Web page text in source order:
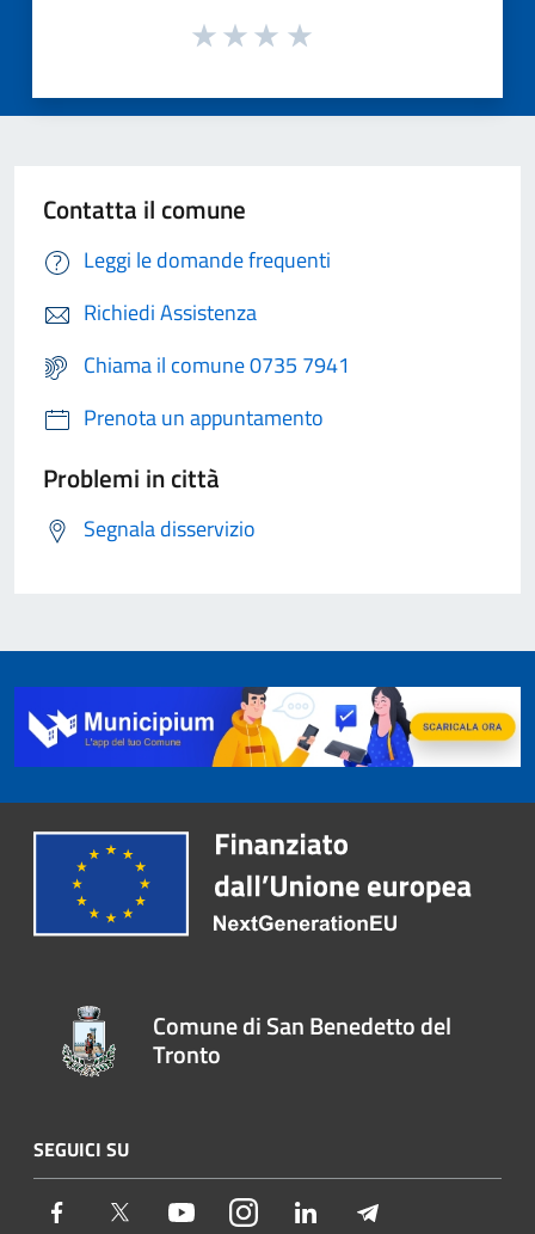
Contatta il comune
Leggi le domande frequenti
Richiedi Assistenza
Chiama il comune 0735 7941
Prenota un appuntamento
Problemi in città
Segnala disservizio
Comune di San Benedetto del
Tronto
SEGUICI SU
Facebook Twitter YoutubeInstagramLinkedIn